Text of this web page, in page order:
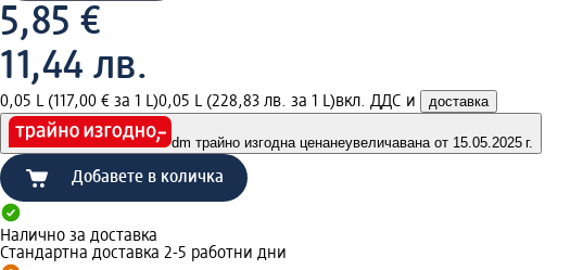
5,85 €
11,44 лв.
0,05 L (117,00 € за 1 L)0,05 L (228,83 лв. за 1 L)вкл. ДДС и доставка
dm трайно изгодна ценанеувеличавана от 15.05.2025 г.
Добавете в количка
Налично за доставка
Стандартна доставка 2-5 работни дни